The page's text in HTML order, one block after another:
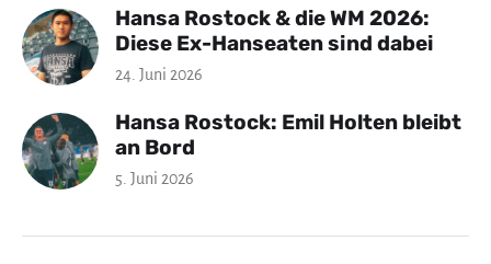
Hansa Rostock & die WM 2026:
Diese Ex-Hanseaten sind dabei
24. Juni 2026
Hansa Rostock: Emil Holten bleibt
an Bord
5. Juni 2026